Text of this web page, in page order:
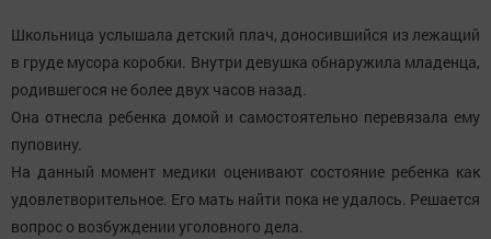
Школьница услышала детский плач, доносившийся из лежащий
в груде мусора коробки. Внутри девушка обнаружила младенца,
родившегося не более двух часов назад.
Она отнесла ребенка домой и самостоятельно перевязала ему
пуповину.
На данный момент медики оценивают состояние ребенка как
удовлетворительное. Его мать найти пока не удалось. Решается
вопрос о возбуждении уголовного дела.